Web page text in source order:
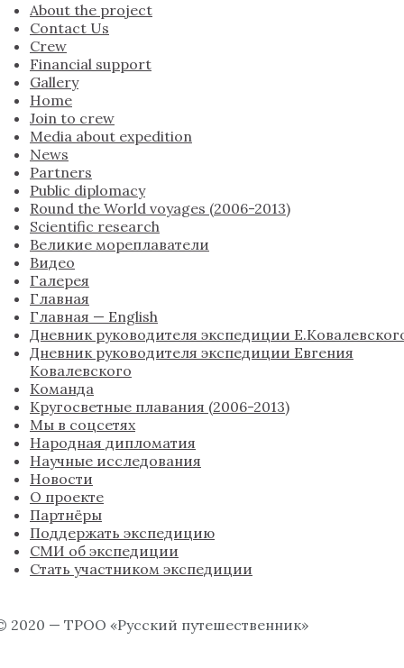
About the project
Contact Us
Crew
Financial support
Gallery
Home
Join to crew
Media about expedition
News
Partners
Public diplomacy
Round the World voyages (2006-2013)
Scientific research
Великие мореплаватели
Видео
Галерея
Главная
Главная — English
Дневник руководителя экспедиции
Дневник руководителя экспедиции Евгения
Ковалевского
Команда
Кругосветные плавания (2006-2013)
Мы в соцсетях
Народная дипломатия
Научные исследования
Новости
О проекте
Партнёры
Поддержать экспедицию
СМИ об экспедиции
Стать участником экспедиции
2020 — ТРОО «Русский путешественник»